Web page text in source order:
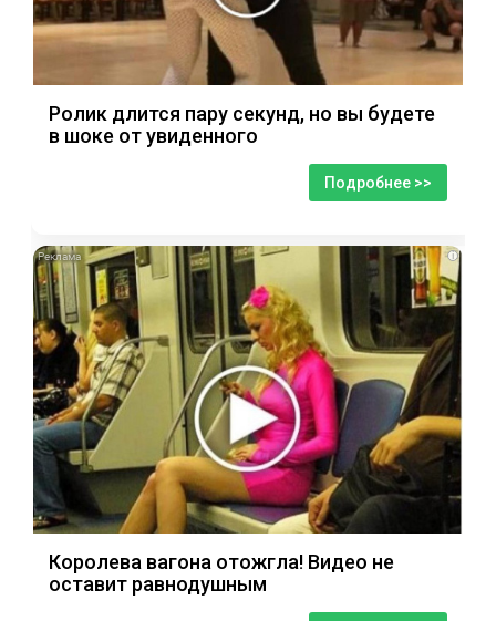
Ролик длится пару секунд, но вы будете
в шоке от увиденного
Подробнее >>
i
Королева вагона отожгла! Видео не
оставит равнодушным